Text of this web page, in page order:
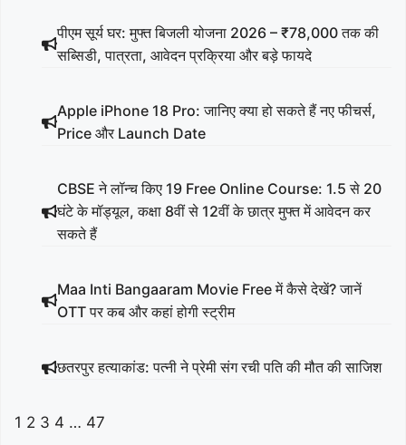
पीएम सूर्य घर: मुफ्त बिजली योजना 2026 – ₹78,000 तक की
सब्सिडी, पात्रता, आवेदन प्रक्रिया और बड़े फायदे
Apple iPhone 18 Pro: जानिए क्या हो सकते हैं नए फीचर्स,
Price और Launch Date
CBSE ने लॉन्च किए 19 Free Online Course: 1.5 से 20
घंटे के मॉड्यूल, कक्षा 8वीं से 12वीं के छात्र मुफ्त में आवेदन कर
सकते हैं
Maa Inti Bangaaram Movie Free में कैसे देखें? जानें
OTT पर कब और कहां होगी स्ट्रीम
छतरपुर हत्याकांड: पत्नी ने प्रेमी संग रची पति की मौत की साजिश
1 2 3 4 … 47